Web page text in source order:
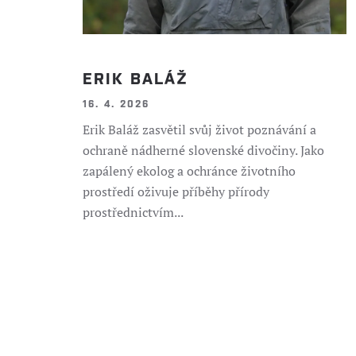
ERIK BALÁŽ
16. 4. 2026
Erik Baláž zasvětil svůj život poznávání a
ochraně nádherné slovenské divočiny. Jako
zapálený ekolog a ochránce životního
prostředí oživuje příběhy přírody
prostřednictvím...